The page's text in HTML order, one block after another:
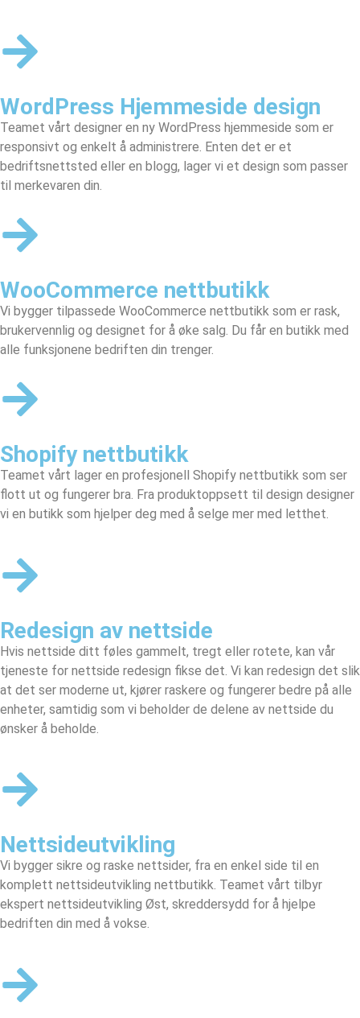
WordPress Hjemmeside design
Teamet vårt designer en ny WordPress hjemmeside som er
responsivt og enkelt å administrere. Enten det er et
bedriftsnettsted eller en blogg, lager vi et design som passer
til merkevaren din.
WooCommerce nettbutikk
Vi bygger tilpassede WooCommerce nettbutikk som er rask,
brukervennlig og designet for å øke salg. Du får en butikk med
alle funksjonene bedriften din trenger.
Shopify nettbutikk
Teamet vårt lager en profesjonell Shopify nettbutikk som ser
flott ut og fungerer bra. Fra produktoppsett til design designer
vi en butikk som hjelper deg med å selge mer med letthet.
Redesign av nettside
Hvis nettside ditt føles gammelt, tregt eller rotete, kan vår
tjeneste for nettside redesign fikse det. Vi kan redesign det slik
at det ser moderne ut, kjører raskere og fungerer bedre på alle
enheter, samtidig som vi beholder de delene av nettside du
ønsker å beholde.
Nettsideutvikling
Vi bygger sikre og raske nettsider, fra en enkel side til en
komplett nettsideutvikling nettbutikk. Teamet vårt tilbyr
ekspert nettsideutvikling Øst, skreddersydd for å hjelpe
bedriften din med å vokse.